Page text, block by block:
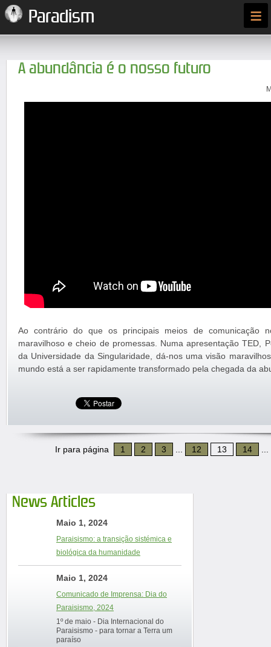
Paradism ≡
A abundância é o nosso futuro
Ao contrário do que os principais meios de comunicação
maravilhoso e cheio de promessas. Numa apresentação TED,
da Universidade da Singularidade, dá-nos uma visão
mundo está a ser rapidamente transformado pela chegada da
Ir para página 1 2 3 12 13 14
News Articles
Maio 1, 2024
Paraisismo: a transição sistémica e
biológica da humanidade
Maio 1, 2024
Comunicado de Imprensa: Dia do
Paraisismo, 2024
1º de maio - Dia Internacional do
Paraisismo - para tornar a Terra um
paraíso